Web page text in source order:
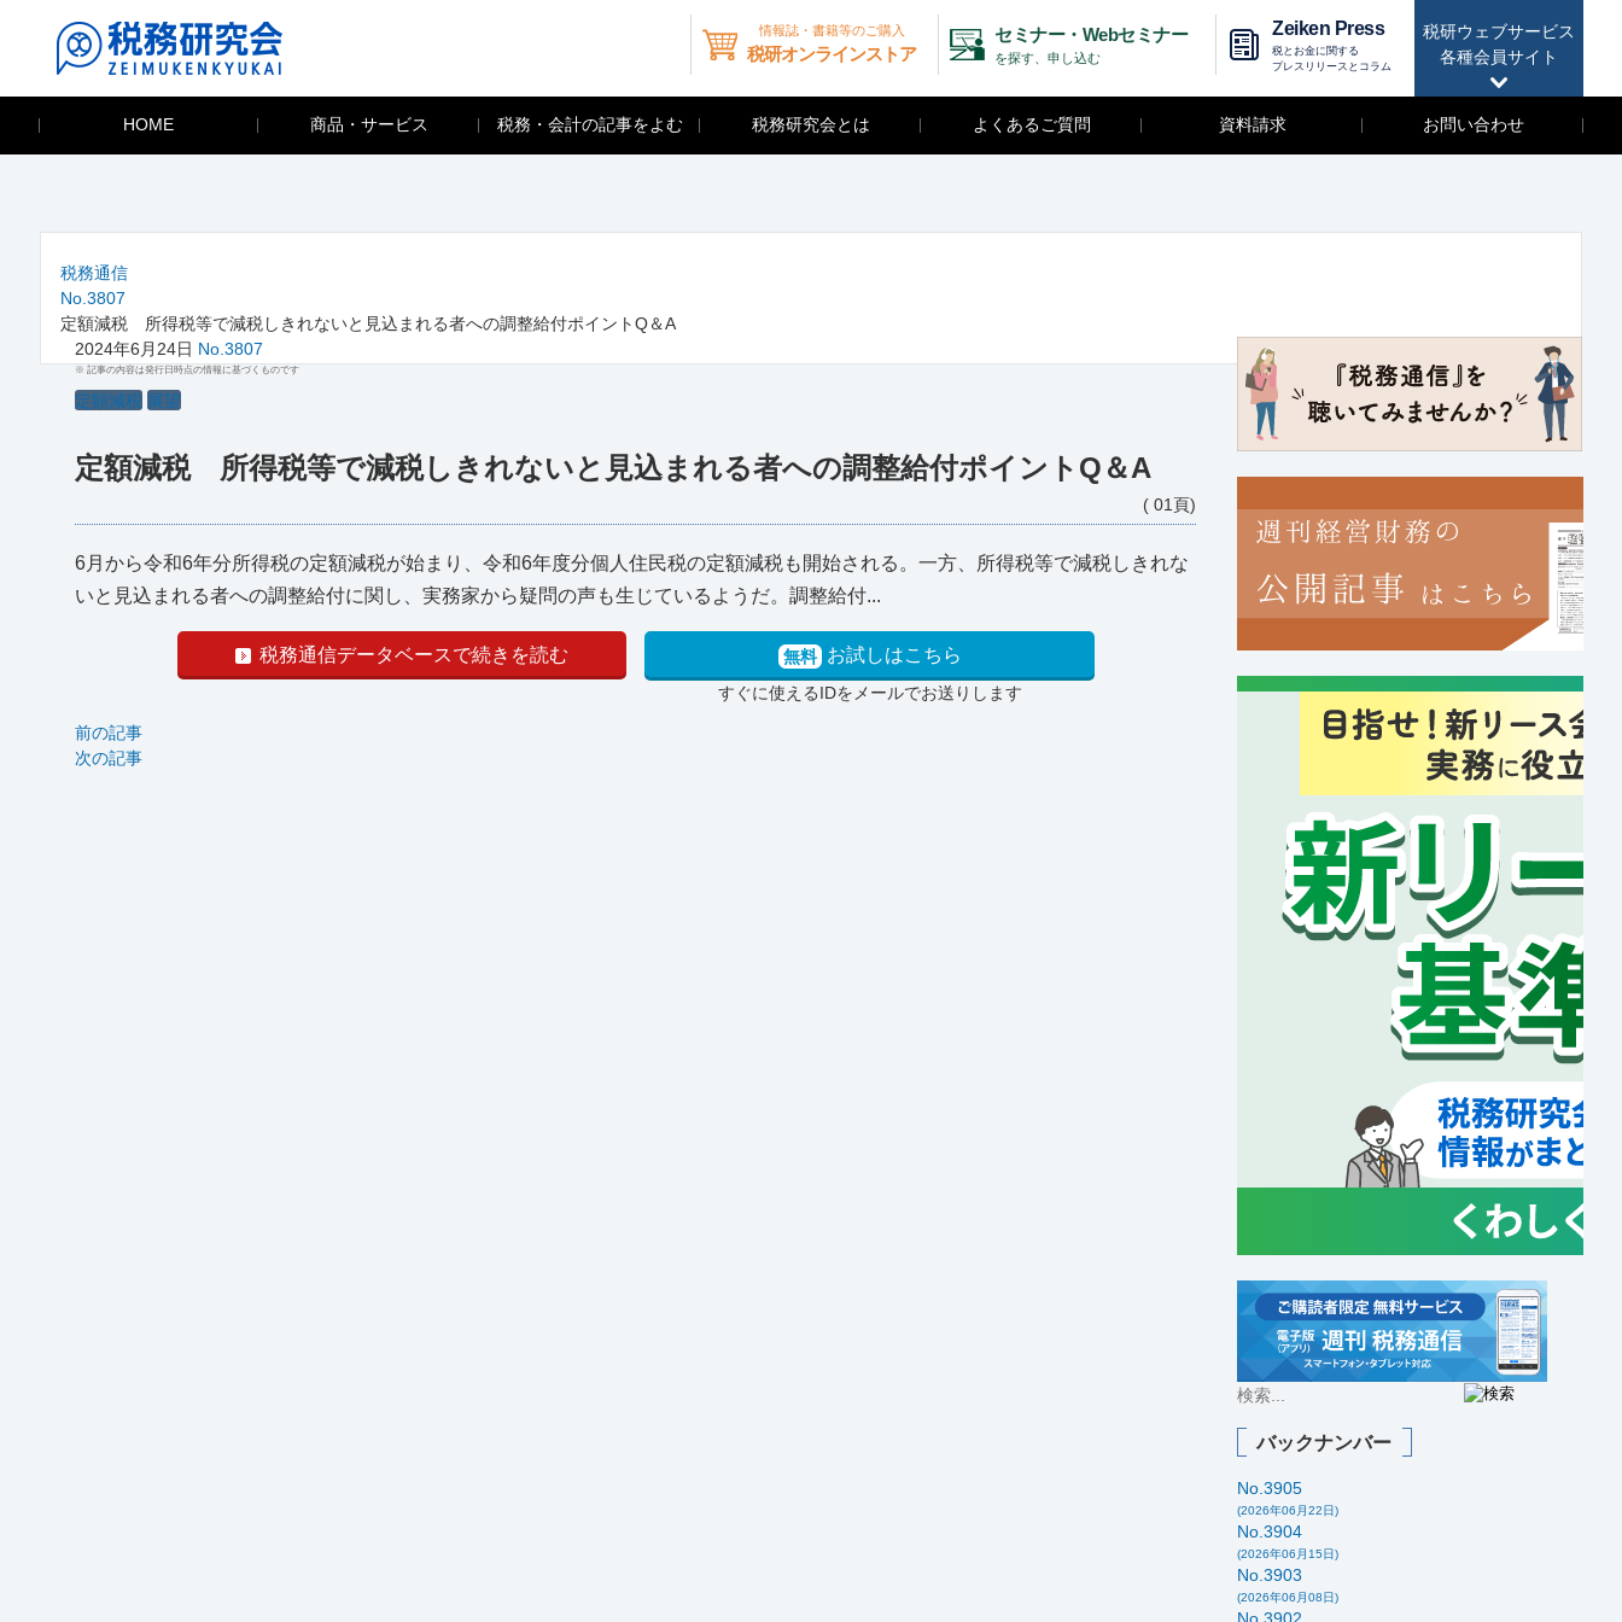
税研ウェブサービス
各種会員サイト
情報誌・書籍等のご購入
税研オンラインストア
セミナー・Webセミナー
を探す、申し込む
Zeiken Press
税とお金に関する
プレスリリースとコラム
HOME 商品・サービス 税務・会計の記事をよむ 税務研究会とは よくあるご質問 資料請求 お問い合わせ
税務通信
No.3807
定額減税 所得税等で減税しきれないと見込まれる者への調整給付ポイントQ＆A
2024年6月24日 No.3807
※ 記事の内容は発行日時点の情報に基づくものです
定額減税 展望
定額減税 所得税等で減税しきれないと見込まれる者への調整給付ポイントQ＆A
( 01頁)
6月から令和6年分所得税の定額減税が始まり、令和6年度分個人住民税の定額減税も開始される。一方、所得税等で減税しきれな
いと見込まれる者への調整給付に関し、実務家から疑問の声も生じているようだ。調整給付...
税務通信データベースで続きを読む 無料 お試しはこちら
すぐに使えるIDをメールでお送りします
前の記事
次の記事
バックナンバー
No.3905
(2026年06月22日)
No.3904
(2026年06月15日)
No.3903
(2026年06月08日)